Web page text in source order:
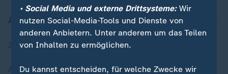
Aktuell bei ZDFheute
Zuletzt veröffentlicht
Aktuelle Sendungs-Videos
• Social Media und externe Drittsysteme:Wir
nutzen Social-Media-Tools und Dienste von
anderen Anbietern. Unter anderem um das Teilen
von Inhalten zu ermöglichen.
Du kannst entscheiden, für welche Zwecke wir